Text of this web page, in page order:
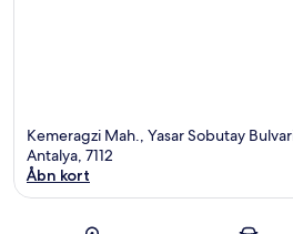
Kemeragzi Mah., Yasar Sobutay
Antalya, 7112
Åbn kort